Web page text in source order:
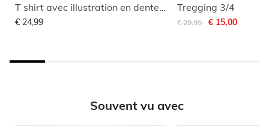
€ 24,99
Tregging 3/4
Remise de
€ 29,99 € 15,00
Souvent vu avec